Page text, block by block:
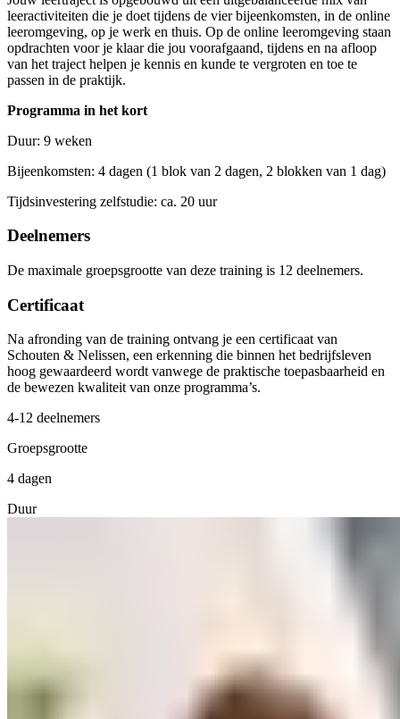
leeractiviteiten die je doet tijdens de vier bijeenkomsten, in de online
leeromgeving, op je werk en thuis. Op de online leeromgeving staan
opdrachten voor je klaar die jou voorafgaand, tijdens en na afloop
van het traject helpen je kennis en kunde te vergroten en toe te
passen in de praktijk.
Programma in het kort
Duur: 9 weken
Bijeenkomsten: 4 dagen (1 blok van 2 dagen, 2 blokken van 1 dag)
Tijdsinvestering zelfstudie: ca. 20 uur
Deelnemers
De maximale groepsgrootte van deze training is 12 deelnemers.
Certificaat
Na afronding van de training ontvang je een certificaat van
Schouten & Nelissen, een erkenning die binnen het bedrijfsleven
hoog gewaardeerd wordt vanwege de praktische toepasbaarheid en
de bewezen kwaliteit van onze programma’s.
4-12 deelnemers
Groepsgrootte
4 dagen
Duur